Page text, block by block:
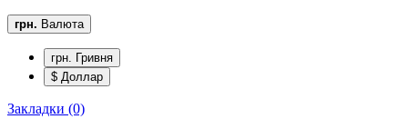
грн. Валюта
грн. Гривня
$ Доллар
Закладки (0)